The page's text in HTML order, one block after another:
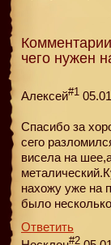
чего нужен
Алексей#1
Спасибо за
сего
висела на
нахожу уже на
было
Ответить
#2